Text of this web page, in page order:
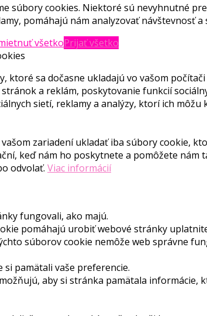
súbory cookies. Niektoré sú nevyhnutné
pomáhajú nám analyzovať návštevnosť a
všetkoPrijať všetko
ktoré sa dočasne ukladajú vo vašom
a reklám, poskytovanie funkcií
sietí, reklamy a analýzy, ktorí ich
zariadení ukladať iba súbory cookie,
keď nám ho poskytnete a pomôžete nám
odvolať. Viac informácií
fungovali, ako majú.
pomáhajú urobiť webové stránky
súborov cookie nemôže web správne
si pamätali vaše preferencie.
aby si stránka pamätala